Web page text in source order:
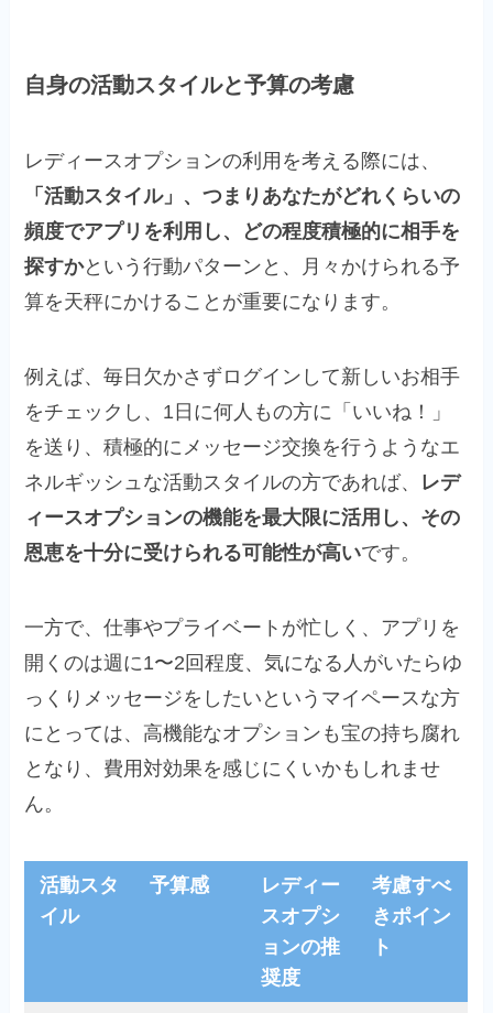
自身の活動スタイルと予算の考慮
レディースオプションの利用を考える際には、
「活動スタイル」、つまりあなたがどれくらいの
頻度でアプリを利用し、どの程度積極的に相手を
探すかという行動パターンと、月々かけられる予
算を天秤にかけることが重要になります。
例えば、毎日欠かさずログインして新しいお相手
をチェックし、1日に何人もの方に「いいね！」
を送り、積極的にメッセージ交換を行うようなエ
ネルギッシュな活動スタイルの方であれば、 レデ
ィースオプションの機能を最大限に活用し、その
恩恵を十分に受けられる可能性が高いです。
一方で、仕事やプライベートが忙しく、アプリを
開くのは週に1〜2回程度、気になる人がいたらゆ
っくりメッセージをしたいというマイペースな方
にとっては、高機能なオプションも宝の持ち腐れ
となり、費用対効果を感じにくいかもしれませ
ん。
活動スタ
イル
予算感
レディー
スオプシ
ョンの推
奨度
考慮すべ
きポイン
ト